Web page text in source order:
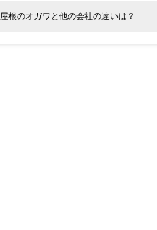
屋根のオガワと他の会社の違いは？